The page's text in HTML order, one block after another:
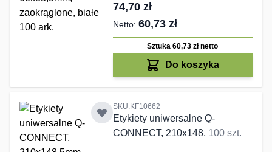
74,70 zł
60,73 zł
Sztuka 60,73 złnetto
Do koszyka
SKU:KF10662
Etykiety uniwersalne Q-
CONNECT, 210x148, 100 szt.